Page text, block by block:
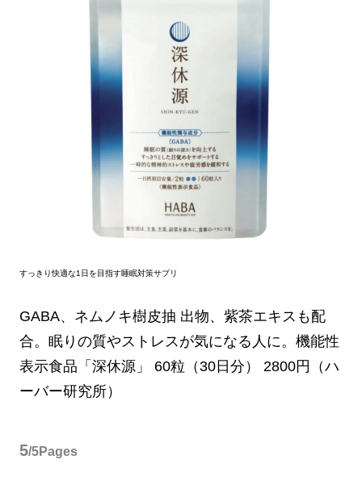
すっきり快適な1日を目指す睡眠対策サプリ
GABA、ネムノキ樹皮抽 出物、紫茶エキスも配
合。眠りの質やストレスが気になる人に。機能性
表示食品「深休源」 60粒（30日分） 2800円（ハ
ーバー研究所）
5/5Pages